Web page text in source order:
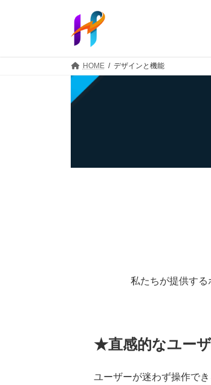
HOME デザインと機能
私たちが提供する
★直感的なユー
ユーザーが迷わず操作で